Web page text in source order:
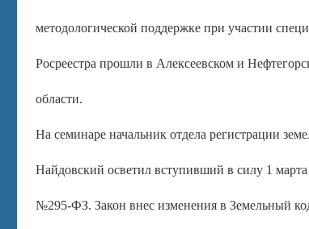
методологической поддержке при участии
Росреестра прошли в Алексеевском и
области.
На семинаре начальник отдела регистрации
Найдовский осветил вступивший в силу 1
№295-ФЗ. Закон внес изменения в Земельный